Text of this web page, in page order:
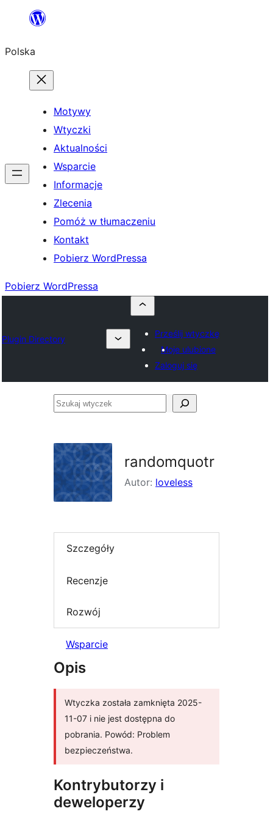
Przejdź
treści
Polska
Motywy
Wtyczki
Aktualności
Wsparcie
Informacje
Zlecenia
Pomóż w tłumaczeniu
Kontakt
Pobierz WordPressa
Pobierz WordPressa
Plugin Directory
Prześlij wtyczkę
Moje ulubione
Zaloguj się
Szukaj
randomquotr
Autor: loveless
Szczegóły
Recenzje
Rozwój
Wsparcie
Opis
Wtyczka została zamknięta 2025-
11-07 i nie jest dostępna do
pobrania. Powód: Problem
bezpieczeństwa.
Kontrybutorzy i
deweloperzy